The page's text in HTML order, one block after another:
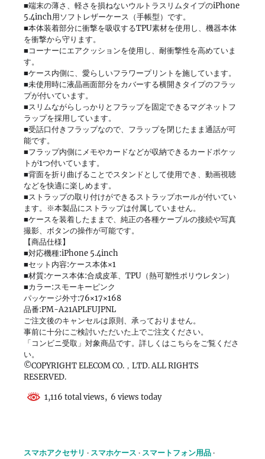
■端末の薄さ、軽さを損ねないウルトラスリムタイプのiPhone
5.4inch用ソフトレザーケース（手帳型）です。
■本体装着部分に衝撃を吸収するTPU素材を使用し、機器本体
を衝撃から守ります。
■コーナーにエアクッションを使用し、耐衝撃性を高めていま
す。
■ケース内側に、愛らしいフラワープリントを施しています。
■未使用時に液晶画面部分をカバーする横開きタイプのフラッ
プが付いています。
■スリムながらしっかりとフラップを固定できるマグネットフ
ラップを採用しています。
■受話口付きフラップなので、フラップを閉じたまま通話が可
能です。
■フラップ内側にメモやカードなどが収納できるカードポケッ
トが1つ付いています。
■背面を折り曲げることでスタンドとして使用でき、動画視聴
などを快適に楽しめます。
■ストラップの取り付けができるストラップホールが付いてい
ます。※本製品にストラップは付属していません。
■ケースを装着したままで、純正の各種ケーブルの接続や写真
撮影、ボタンの操作が可能です。
【商品仕様】
■対応機種:iPhone 5.4inch
■セット内容:ケース本体×1
■材質:ケース本体:合成皮革、TPU（熱可塑性ポリウレタン）
■カラー:スモーキーピンク
パッケージ外寸:76×17×168
品番:PM-A21APLFUJPNL
ご注文後のキャンセルは原則、承っておりません。
事前に十分にご検討いただいた上でご注文ください。
「コンビニ受取」対象商品です。詳しくはこちらをご覧くださ
い。
©COPYRIGHT ELECOM CO.，LTD. ALL RIGHTS
RESERVED.
1,116 total views, 6 views today
スマホアクセサリ スマホケース
スマートフォン用品